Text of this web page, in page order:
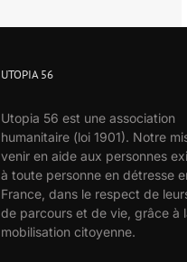
UTOPIA 56
Utopia 56 est une association
humanitaire (loi 1901). Notre
venir en aide aux personnes
à toute personne en détresse
France, dans le respect de
de parcours et de vie, grâce à
mobilisation citoyenne.